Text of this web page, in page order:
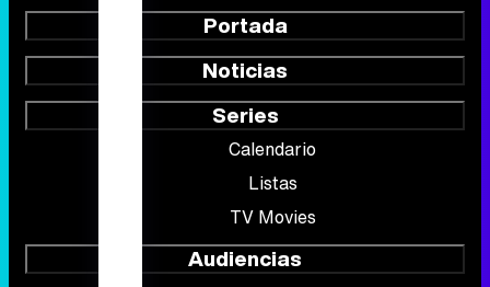
Portada
Noticias
Series
Calendario
Listas
TV Movies
Audiencias